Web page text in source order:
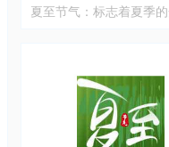
夏至节气：标志着夏季